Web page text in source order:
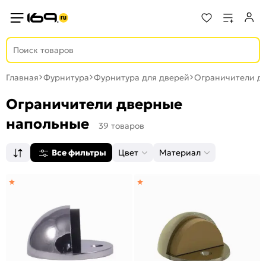
Главная Фурнитура Фурнитура для дверей Ограничители
Ограничители дверные
напольные
39 товаров
Все фильтры Цвет Материал